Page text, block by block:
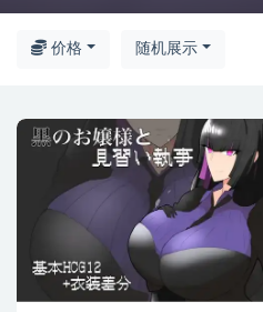
价格 随机展示